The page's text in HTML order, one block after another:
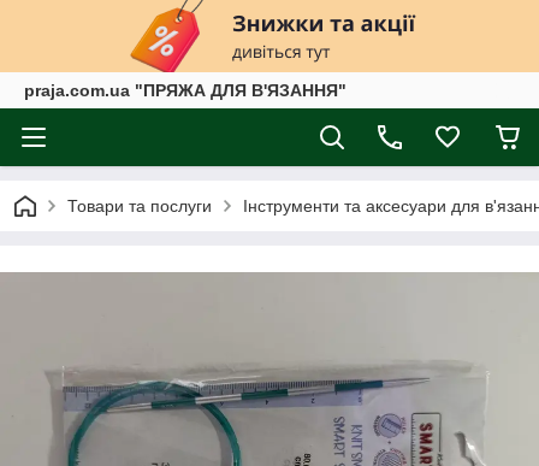
praja.com.ua "ПРЯЖА ДЛЯ В'ЯЗАННЯ"
Товари та послуги Інструменти та аксесуари для